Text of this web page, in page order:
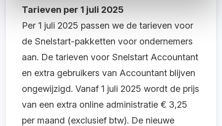
Tarieven per 1 juli 2025
Per 1 juli 2025 passen we de tarieven voor
de Snelstart-pakketten voor ondernemers
aan. De tarieven voor Snelstart Accountant
en extra gebruikers van Accountant blijven
ongewijzigd. Vanaf 1 juli 2025 wordt de prijs
van een extra online administratie € 3,25
per maand (exclusief btw). De nieuwe